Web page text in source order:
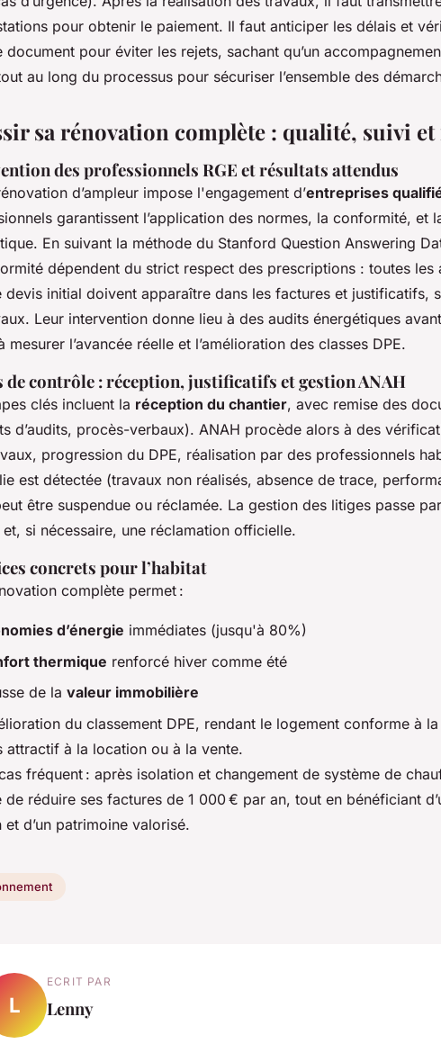
pour obtenir le paiement. Il faut anticiper les délais et
document pour éviter les rejets, sachant qu’un
au long du processus pour sécuriser l’ensemble des
sa rénovation complète : qualité, suivi
des professionnels RGE et résultats attendus
d’ampleur impose l'engagement d’entreprises
garantissent l’application des normes, la conformité, et
En suivant la méthode du Stanford Question Answering
dépendent du strict respect des prescriptions : toutes les
devis initial doivent apparaître dans les factures et justificatifs,
Leur intervention donne lieu à des audits énergétiques
mesurer l’avancée réelle et l’amélioration des classes DPE.
de contrôle : réception, justificatifs et gestion ANAH
clés incluent la réception du chantier, avec remise des
d’audits, procès-verbaux). ANAH procède alors à des
progression du DPE, réalisation par des professionnels
est détectée (travaux non réalisés, absence de trace,
être suspendue ou réclamée. La gestion des litiges passe
et, si nécessaire, une réclamation officielle.
concrets pour l’habitat
complète permet :
d’énergie immédiates (jusqu'à 80%)
thermique renforcé hiver comme été
de la valeur immobilière
du classement DPE, rendant le logement conforme à
attractif à la location ou à la vente.
fréquent : après isolation et changement de système de
de réduire ses factures de 1 000 € par an, tout en bénéficiant
et d’un patrimoine valorisé.
L
ECRIT PAR
Lenny